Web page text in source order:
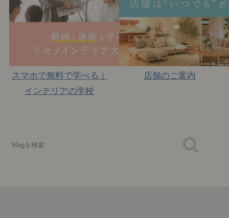
スマホで無料で学べる｜
インテリアの学校
店舗のご案内